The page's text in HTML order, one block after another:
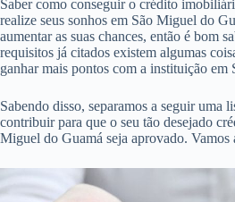
Depois da assinatura o contrato deve ser
Miguel do Guamá. Uma das vias do
entregue a instituição junto com a
imóvel.
Esses últimos documentos são
liberado para o vendedor e o pagamento
São Miguel do Guamá.
7 dicas para aumentar sua chance de
Miguel do Guamá